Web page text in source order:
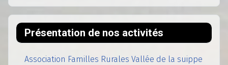
Présentation de nos activités
Association Familles Rurales Vallée de la suippe